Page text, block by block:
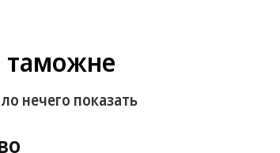
таможне
нечего показать